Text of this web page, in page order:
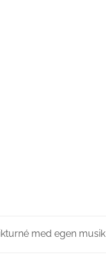
med egen musik